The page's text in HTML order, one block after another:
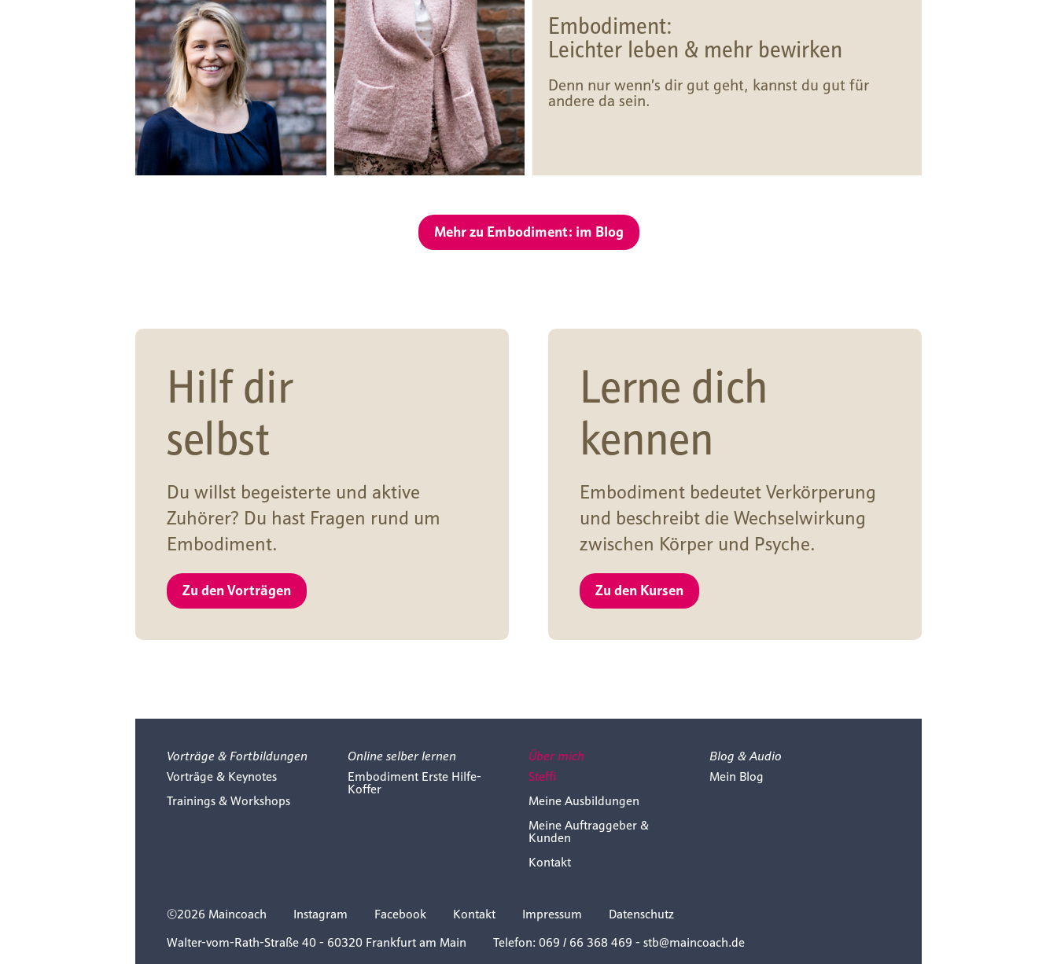
Embodiment:
Leichter leben & mehr bewirken
Denn nur wenn’s dir gut geht, kannst du gut für
andere da sein.
Mehr zu Embodiment: im Blog
Hilf dir
selbst
Du willst begeisterte und aktive
Zuhörer? Du hast Fragen rund um
Embodiment.
Zu den Vorträgen
Lerne dich
kennen
Embodiment bedeutet Verkörperung
und beschreibt die Wechselwirkung
zwischen Körper und Psyche.
Zu den Kursen
Vorträge & Fortbildungen
Vorträge & Keynotes
Trainings & Workshops
Online selber lernen
Embodiment Erste Hilfe-
Koffer
Über mich
Steffi
Meine Ausbildungen
Meine Auftraggeber &
Kunden
Kontakt
Blog & Audio
Mein Blog
©2026 Maincoach Instagram Facebook Kontakt Impressum
Datenschutz
Walter-vom-Rath-Straße 40 - 60320 Frankfurt am Main
Telefon: 069 / 66 368 469 - stb@maincoach.de